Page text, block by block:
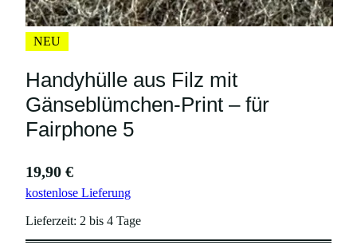
NEU
Handyhülle aus Filz mit
Gänseblümchen-Print – für
Fairphone 5
19,90 €
kostenlose Lieferung
Lieferzeit: 2 bis 4 Tage